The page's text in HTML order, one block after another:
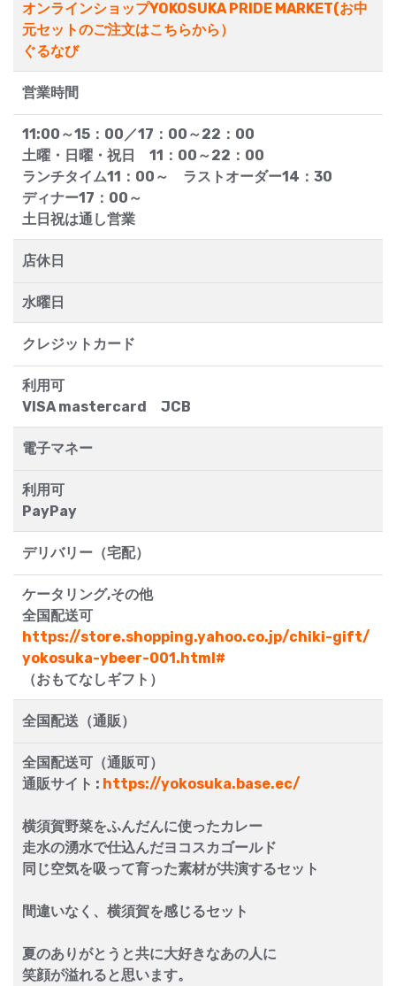
オンラインショップYOKOSUKA PRIDE MARKET(お中
元セットのご注文はこちらから）
ぐるなび
営業時間
11:00～15：00／17：00～22：00
土曜・日曜・祝日 11：00～22：00
ランチタイム11：00～ ラストオーダー14：30
ディナー17：00～
土日祝は通し営業
店休日
水曜日
クレジットカード
利用可
VISA mastercard JCB
電子マネー
利用可
PayPay
デリバリー（宅配）
ケータリング,その他
全国配送可
https://store.shopping.yahoo.co.jp/chiki-gift/
yokosuka-ybeer-001.html#
（おもてなしギフト）
全国配送（通販）
全国配送可（通販可）
通販サイト : https://yokosuka.base.ec/
横須賀野菜をふんだんに使ったカレー
走水の湧水で仕込んだヨコスカゴールド
同じ空気を吸って育った素材が共演するセット
間違いなく、横須賀を感じるセット
夏のありがとうと共に大好きなあの人に
笑顔が溢れると思います。